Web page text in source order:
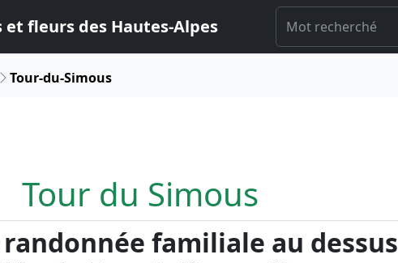
et fleurs des Hautes-Alpes
Tour-du-Simous
Tour du Simous
familiale au dessus